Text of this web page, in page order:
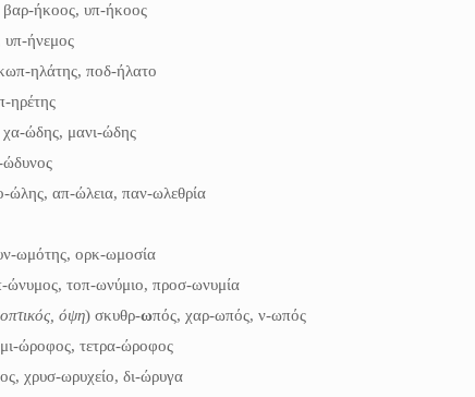
βαρ-ήκοος, υπ-ήκοος
υπ-ήνεμος
ηλάτης, ποδ-ήλατο
ηρέτης
χα-ώδης, μανι-ώδης
ώδυνος
ώλης, απ-ώλεια, παν-ωλεθρία
ωμότης, ορκ-ωμοσία
ώνυμος, τοπ-ωνύμιο, προσ-ωνυμία
όψη) σκυθρ-ωπός, χαρ-ωπός, ν-ωπός
ώροφος, τετρα-ώροφος
χρυσ-ωρυχείο, δι-ώρυγα